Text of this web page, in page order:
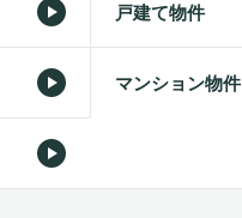
戸建て物件
マンション物件